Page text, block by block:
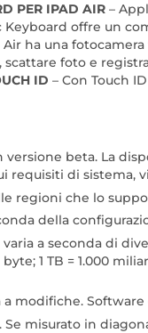
PER IPAD AIR –
Keyboard offre un
Air ha una
foto e
ID – Con Touch
beta. La
di sistema,
regioni che lo
della
a seconda di
1 TB = 1.000
modifiche.
misurato in